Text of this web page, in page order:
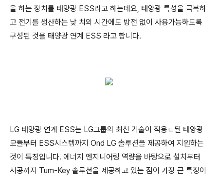
을 하는 장치를 태양광 ESS라고 하는데요, 태양광 특성을 극복하
고 전기를 생산하는 낮 치외 시간에도 방전 없이 사용가능하도록
구성된 것을 태양광 연계 ESS 라고 합니다.
LG 태양광 연계 ESS는 LG그룹의 최신 기술이 적용ㄷ된 태양광
모듈부터 ESS시스템까지 Ond LG 솔루션을 제공하여 지원하는
것이 특징입니다. 에너지 엔지니어링 역량을 바탕으로 설치부터
시공까지 Tum-Key 솔루션을 제공하고 있는 점이 가장 큰 특징이